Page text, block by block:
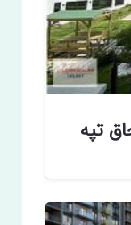
تپه